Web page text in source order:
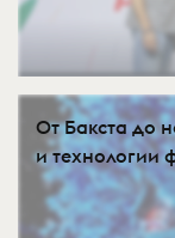
От Бакста до
и технологии